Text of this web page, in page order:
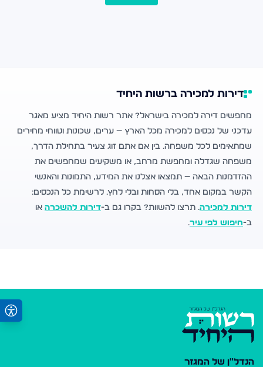
דירות למכירה ברשות היחיד
מחפשים דירה למכירה בישראל? אתר רשות היחיד מציע מאגר
עדכני של נכסים למכירה מכל הארץ — ערים, שכונות וטווחי מחירים
שמתאימים לכל משפחה. בין אם אתם זוג צעיר בתחילת הדרך,
משפחה שגדלה ומחפשת מרחב, או משקיעים שמחפשים את
ההזדמנות הבאה — תמצאו אצלנו את המידע, התמונות והאנשי
הקשר במקום אחד, בלי הסחות ובלי לחץ. לרשימת כל הנכסים:
דירות למכירה. תרצו להשוות? בקרו גם ב-דירות להשכרה או
ב-חיפוש לפי עיר.
הנדל"ן של המגזר